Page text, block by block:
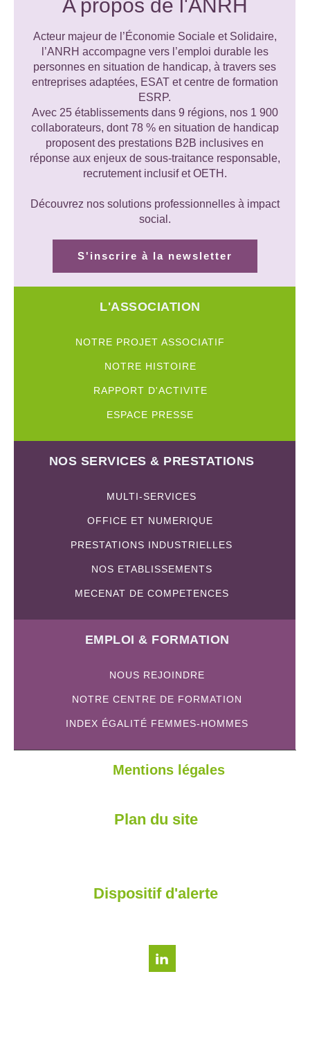
A propos de l'ANRH
Acteur majeur de l’Économie Sociale et Solidaire,
l’ANRH accompagne vers l’emploi durable les
personnes en situation de handicap, à travers ses
entreprises adaptées, ESAT et centre de formation
ESRP.
Avec 25 établissements dans 9 régions, nos 1 900
collaborateurs, dont 78 % en situation de handicap
proposent des prestations B2B inclusives en
réponse aux enjeux de sous-traitance responsable,
recrutement inclusif et OETH.
Découvrez nos solutions professionnelles à impact
social.
S'inscrire à la newsletter
L'ASSOCIATION
NOTRE PROJET ASSOCIATIF
NOTRE HISTOIRE
RAPPORT D'ACTIVITE
ESPACE PRESSE
NOS SERVICES & PRESTATIONS
MULTI-SERVICES
OFFICE ET NUMERIQUE
PRESTATIONS INDUSTRIELLES
NOS ETABLISSEMENTS
MECENAT DE COMPETENCES
EMPLOI & FORMATION
NOUS REJOINDRE
NOTRE CENTRE DE FORMATION
INDEX ÉGALITÉ FEMMES-HOMMES
Mentions légales
Plan du site
Dispositif d'alerte